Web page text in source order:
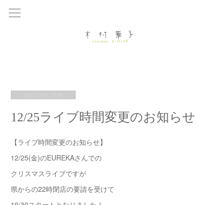
12/25ライブ時間変更のお知らせ
【ライブ時間変更のお知らせ】
12/25(金)のEUREKAさんでの
クリスマスライブですが
県からの22時閉店の要請を受けて